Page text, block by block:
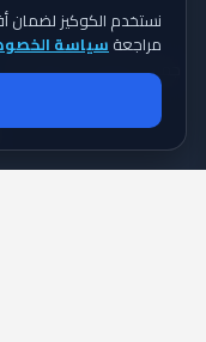
جميع الحقوق محفوظة ©
نستخدم الكوكيز لضمان
مراجعةسياسة